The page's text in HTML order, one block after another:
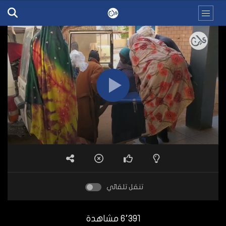
تنقل تلقائي
6٬391 مشاهدة